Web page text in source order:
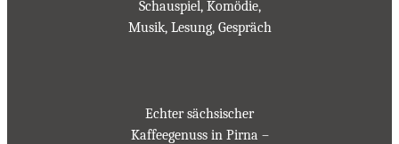
Schauspiel, Komödie,
Musik, Lesung, Gespräch
Echter sächsischer
Kaffeegenuss in Pirna –